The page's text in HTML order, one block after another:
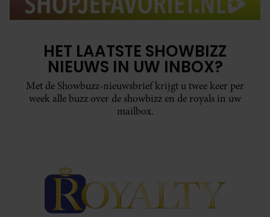
HET LAATSTE SHOWBIZZ
NIEUWS IN UW INBOX?
Met de Showbuzz-nieuwsbrief krijgt u twee keer per
week alle buzz over de showbizz en de royals in uw
mailbox.